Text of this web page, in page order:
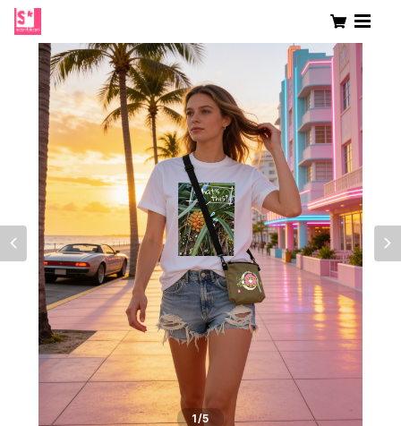
1/5